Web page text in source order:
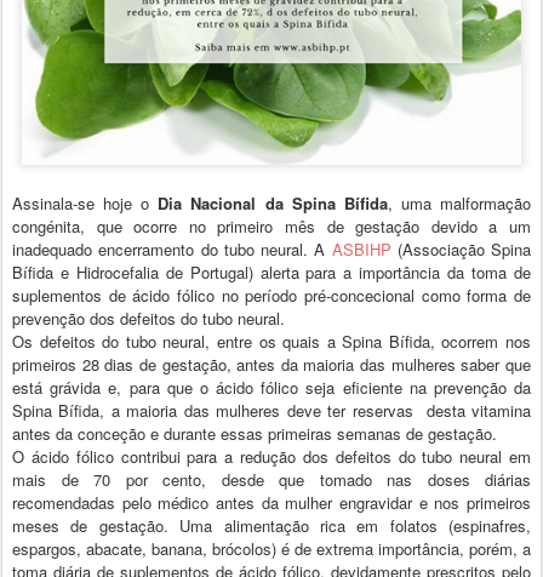
Assinala-se hoje o Dia Nacional da Spina Bífida, uma malformação
congénita, que ocorre no primeiro mês de gestação devido a um
inadequado encerramento do tubo neural. A ASBIHP (Associação Spina
Bífida e Hidrocefalia de Portugal) alerta para a importância da toma de
suplementos de ácido fólico no período pré-concecional como forma de
prevenção dos defeitos do tubo neural.
Os defeitos do tubo neural, entre os quais a Spina Bífida, ocorrem nos
primeiros 28 dias de gestação, antes da maioria das mulheres saber que
está grávida e, para que o ácido fólico seja eficiente na prevenção da
Spina Bífida, a maioria das mulheres deve ter reservas desta vitamina
antes da conceção e durante essas primeiras semanas de gestação.
O ácido fólico contribui para a redução dos defeitos do tubo neural em
mais de 70 por cento, desde que tomado nas doses diárias
recomendadas pelo médico antes da mulher engravidar e nos primeiros
meses de gestação. Uma alimentação rica em folatos (espinafres,
espargos, abacate, banana, brócolos) é de extrema importância, porém, a
toma diária de suplementos de ácido fólico, devidamente prescritos pelo